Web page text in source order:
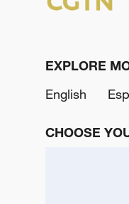
EXPLORE
English
CHOOSE